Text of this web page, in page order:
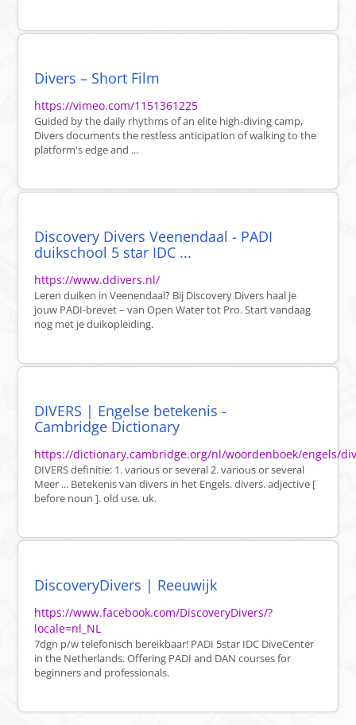
Divers – Short Film
https://vimeo.com/1151361225
Guided by the daily rhythms of an elite high-diving camp,
Divers documents the restless anticipation of walking to the
platform's edge and ...
Discovery Divers Veenendaal - PADI
duikschool 5 star IDC ...
https://www.ddivers.nl/
Leren duiken in Veenendaal? Bij Discovery Divers haal je
jouw PADI-brevet – van Open Water tot Pro. Start vandaag
nog met je duikopleiding.
DIVERS | Engelse betekenis -
Cambridge Dictionary
https://dictionary.cambridge.org/nl/woordenboek/engels/
DIVERS definitie: 1. various or several 2. various or several
Meer ... Betekenis van divers in het Engels. divers. adjective [
before noun ]. old use. uk.
DiscoveryDivers | Reeuwijk
https://www.facebook.com/DiscoveryDivers/?
locale=nl_NL
7dgn p/w telefonisch bereikbaar! PADI 5star IDC DiveCenter
in the Netherlands. Offering PADI and DAN courses for
beginners and professionals.